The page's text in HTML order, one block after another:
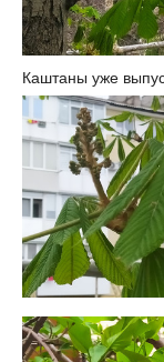
Каштаны уже